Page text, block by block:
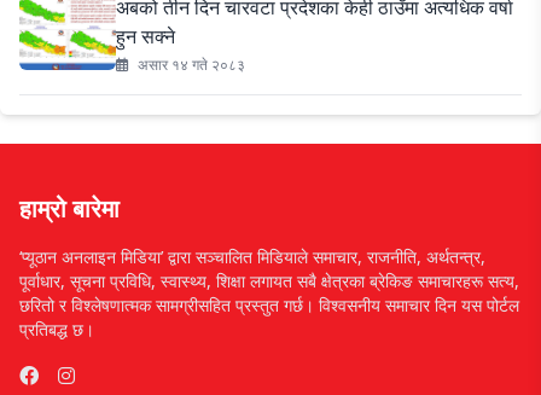
अबको तीन दिन चारवटा प्रदेशका केही ठाउँमा अत्यधिक वर्षा
हुन सक्ने
असार १४ गते २०८३
हाम्रो बारेमा
‘प्यूठान अनलाइन मिडिया’ द्वारा सञ्चालित मिडियाले समाचार, राजनीति, अर्थतन्त्र,
पूर्वाधार, सूचना प्रविधि, स्वास्थ्य, शिक्षा लगायत सबै क्षेत्रका ब्रेकिङ समाचारहरू सत्य,
छरितो र विश्लेषणात्मक सामग्रीसहित प्रस्तुत गर्छ। विश्वसनीय समाचार दिन यस पोर्टल
प्रतिबद्ध छ।